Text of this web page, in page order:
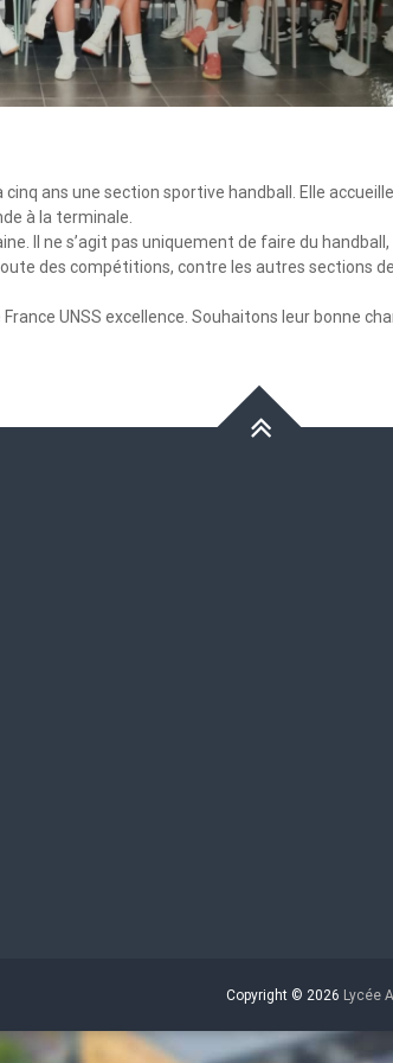
ans une section sportive handball. Elle accueille
à la terminale.
Il ne s’agit pas uniquement de faire du handball,
des compétitions, contre les autres sections de
UNSS excellence. Souhaitons leur bonne
Copyright © 2026 Lycée